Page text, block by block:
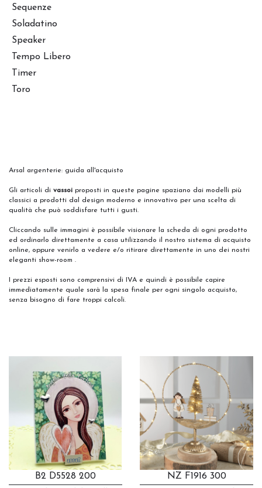
Sequenze
Soladatino
Speaker
Tempo Libero
Timer
Toro
Arsal argenterie: guida all'acquisto
Gli articoli di vassoi proposti in queste pagine spaziano dai modelli più
classici a prodotti dal design moderno e innovativo per una scelta di
qualità che può soddisfare tutti i gusti.
Cliccando sulle immagini è possibile visionare la scheda di ogni prodotto
ed ordinarlo direttamente a casa utilizzando il nostro sistema di acquisto
online, oppure venirlo a vedere e/o ritirare direttamente in uno dei nostri
eleganti show-room .
I prezzi esposti sono comprensivi di IVA e quindi è possibile capire
immediatamente quale sarà la spesa finale per ogni singolo acquisto,
senza bisogno di fare troppi calcoli.
B2 D5528 200
NZ F1916 300